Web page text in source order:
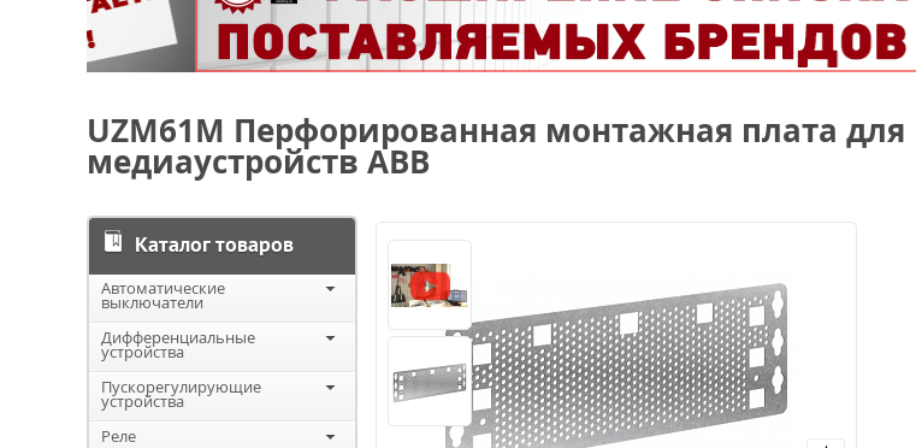
UZM61M Перфорированная монтажная плата для
медиаустройств ABB
Каталог товаров
Автоматические
выключатели
Дифференциальные
устройства
Пускорегулирующие
устройства
Реле